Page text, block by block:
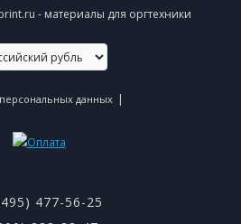
- материалы для оргтехники
данных |
477-56-25